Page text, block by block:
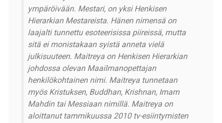
ympäröivään. Mestari, on yksi Henkisen
Hierarkian Mestareista. Hänen nimensä on
laajalti tunnettu esoteerisissa piireissä, mutta
sitä ei monistakaan syistä anneta vielä
julkisuuteen. Maitreya on Henkisen Hierarkian
johdossa olevan Maailmanopettajan
henkilökohtainen nimi. Maitreya tunnetaan
myös Kristuksen, Buddhan, Krishnan, Imam
Mahdin tai Messiaan nimillä. Maitreya on
aloittanut tammikuussa 2010 tv-esiintymisten